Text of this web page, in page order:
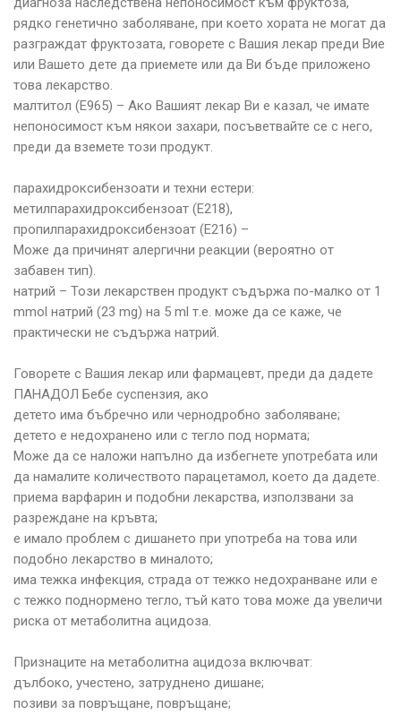
рядко генетично заболяване, при което хората не могат да
разграждат фруктозата, говорете с Вашия лекар преди Вие
или Вашето дете да приемете или да Ви бъде приложено
това лекарство.
малтитол (Е965) – Ако Вашият лекар Ви е казал, че имате
непоносимост към някои захари, посъветвайте се с него,
преди да вземете този продукт.
парахидроксибензоати и техни естери:
метилпарахидроксибензоат (Е218),
пропилпарахидроксибензоат (Е216) –
Може да причинят алергични реакции (вероятно от
забавен тип).
натрий – Този лекарствен продукт съдържа по-малко от 1
mmol натрий (23 mg) на 5 ml т.е. може да се каже, че
практически не съдържа натрий.
Говорете с Вашия лекар или фармацевт, преди да дадете
ПАНАДОЛ Бебе суспензия, ако
детето има бъбречно или чернодробно заболяване;
детето е недохранено или с тегло под нормата;
Може да се наложи напълно да избегнете употребата или
да намалите количеството парацетамол, което да дадете.
приема варфарин и подобни лекарства, използвани за
разреждане на кръвта;
е имало проблем с дишането при употреба на това или
подобно лекарство в миналото;
има тежка инфекция, страда от тежко недохранване или е
с тежко поднормено тегло, тъй като това може да увеличи
риска от метаболитна ацидоза.
Признаците на метаболитна ацидоза включват:
дълбоко, учестено, затруднено дишане;
позиви за повръщане, повръщане;